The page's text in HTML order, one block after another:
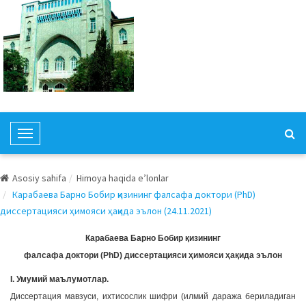
T
o
g
l
e
a
i
g
Asosiy sahifa
Himoya haqida e’lonlar
Карабаева Барно Бобир қизининг фалсафа доктори (PhD)
диссертацияси ҳимояси ҳақида эълон (24.11.2021)
Карабаева Барно Бобир қизининг
фалсафа доктори (PhD) диссертацияси ҳимояси ҳақида эълон
I. Умумий маълумотлар.
Диссертация мавзуси, ихтисослик шифри (илмий даража бериладиган